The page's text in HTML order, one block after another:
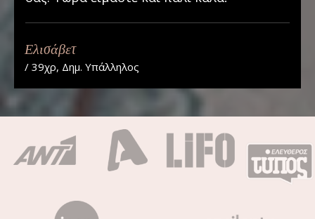
Ελισάβετ
/ 39χρ, Δημ. Υπάλληλος